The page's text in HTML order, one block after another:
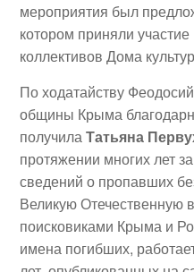
мероприятия был
котором приняли
коллективов Дома
По ходатайству
общины Крыма
получилаТатьяна
протяжении многих лет
сведений о пропавших
Великую Отечественную
поисковиками Крыма и
имена погибших,